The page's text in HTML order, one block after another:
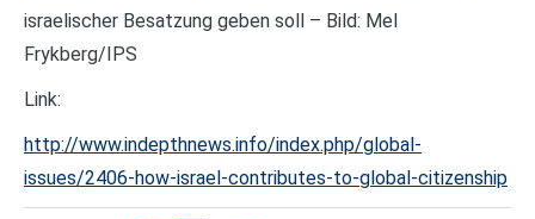
israelischer Besatzung geben soll – Bild: Mel
Frykberg/IPS
Link:
http://www.indepthnews.info/index.php/global-
issues/2406-how-israel-contributes-to-global-citizenship